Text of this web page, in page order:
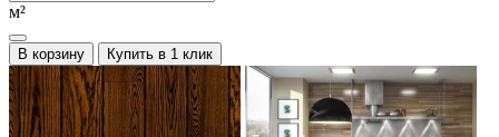
м²
В корзину Купить в 1 клик